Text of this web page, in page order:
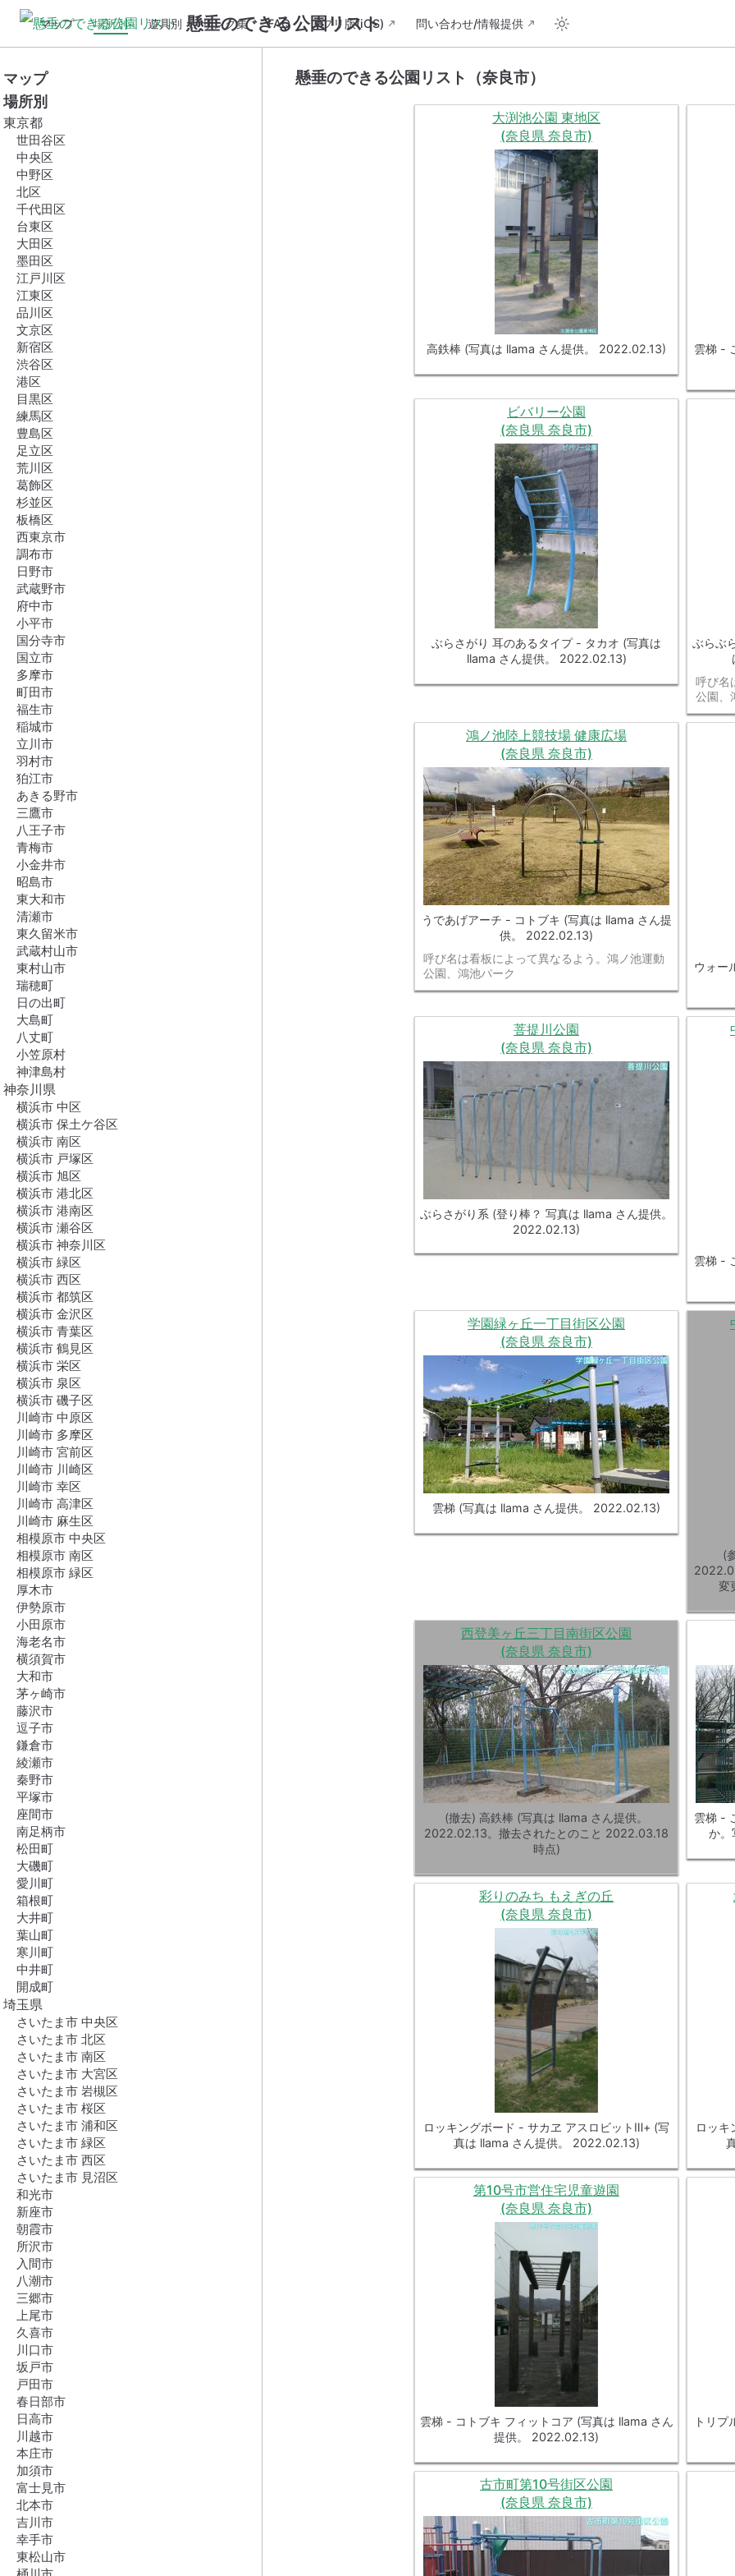
懸垂のできる公園リスト
マップ 場所別 遊具別 リンク集 FAQ アプリ版(iOS) 問い合わせ/情報提供
マップ
場所別
東京都
世田谷区
中央区
中野区
北区
千代田区
台東区
大田区
墨田区
江戸川区
江東区
品川区
文京区
新宿区
渋谷区
港区
目黒区
練馬区
豊島区
足立区
荒川区
葛飾区
杉並区
板橋区
西東京市
調布市
日野市
武蔵野市
府中市
小平市
国分寺市
国立市
多摩市
町田市
福生市
稲城市
立川市
羽村市
狛江市
あきる野市
三鷹市
八王子市
青梅市
小金井市
昭島市
東大和市
清瀬市
東久留米市
武蔵村山市
東村山市
瑞穂町
日の出町
大島町
八丈町
小笠原村
神津島村
神奈川県
横浜市 中区
横浜市 保土ケ谷区
横浜市 南区
横浜市 戸塚区
横浜市 旭区
横浜市 港北区
横浜市 港南区
横浜市 瀬谷区
横浜市 神奈川区
横浜市 緑区
横浜市 西区
横浜市 都筑区
横浜市 金沢区
横浜市 青葉区
横浜市 鶴見区
横浜市 栄区
横浜市 泉区
横浜市 磯子区
川崎市 中原区
川崎市 多摩区
川崎市 宮前区
川崎市 川崎区
川崎市 幸区
川崎市 高津区
川崎市 麻生区
相模原市 中央区
相模原市 南区
相模原市 緑区
厚木市
伊勢原市
小田原市
海老名市
横須賀市
大和市
茅ヶ崎市
藤沢市
逗子市
鎌倉市
綾瀬市
秦野市
平塚市
座間市
南足柄市
松田町
大磯町
愛川町
箱根町
大井町
葉山町
寒川町
中井町
開成町
埼玉県
さいたま市 中央区
さいたま市 北区
さいたま市 南区
さいたま市 大宮区
さいたま市 岩槻区
さいたま市 桜区
さいたま市 浦和区
さいたま市 緑区
さいたま市 西区
さいたま市 見沼区
和光市
新座市
朝霞市
所沢市
入間市
八潮市
三郷市
上尾市
久喜市
川口市
坂戸市
戸田市
春日部市
日高市
川越市
本庄市
加須市
富士見市
北本市
吉川市
幸手市
東松山市
懸垂のできる公園リスト（奈良市）
大渕池公園 東地区
(奈良県 奈良市)
高鉄棒 (写真は llama さん提供。 2022.02.13) 雲梯 -
ビバリー公園
(奈良県 奈良市)
ぶらさがり 耳のあるタイプ - タカオ (写真は
llama さん提供。 2022.02.13)
ぶらぶ
呼び名
公園、
鴻ノ池陸上競技場 健康広場
(奈良県 奈良市)
うであげアーチ - コトブキ (写真は llama さん提
供。 2022.02.13)
呼び名は看板によって異なるよう。鴻ノ池運動
公園、鴻池パーク
ウォー
菩提川公園
(奈良県 奈良市)
ぶらさがり系 (登り棒？ 写真は llama さん提供。
2022.02.13)
雲梯 -
学園緑ヶ丘一丁目街区公園
(奈良県 奈良市)
雲梯 (写真は llama さん提供。 2022.02.13)
(
変
西登美ヶ丘三丁目南街区公園
(奈良県 奈良市)
(撤去) 高鉄棒 (写真は llama さん提供。
2022.02.13。撤去されたとのこと 2022.03.18
時点)
雲梯 -
か
彩りのみち もえぎの丘
(奈良県 奈良市)
ロッキングボード - サカヱ アスロビットⅢ+ (写
真は llama さん提供。 2022.02.13)
ロッ
第10号市営住宅児童遊園
(奈良県 奈良市)
雲梯 - コトブキ フィットコア (写真は llama さん
提供。 2022.02.13)
トリ
古市町第10号街区公園
(奈良県 奈良市)